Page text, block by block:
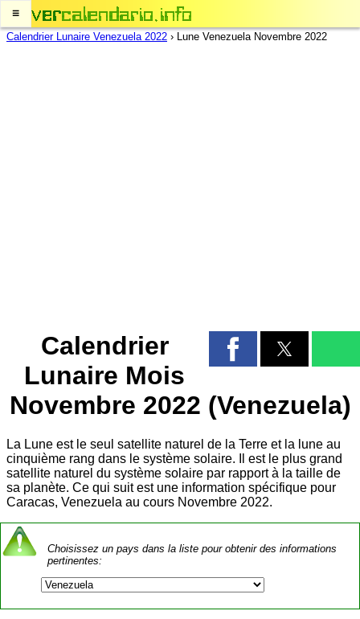
≡
Calendrier Lunaire Venezuela 2022 › Lune Venezuela Novembre 2022
Calendrier
Lunaire Mois
Novembre 2022 (Venezuela)
La Lune est le seul satellite naturel de la Terre et la lune au
cinquième rang dans le système solaire. Il est le plus grand
satellite naturel du système solaire par rapport à la taille de
sa planète. Ce qui suit est une information spécifique pour
Caracas, Venezuela au cours Novembre 2022.
Choisissez un pays dans la liste pour obtenir des informations
pertinentes: